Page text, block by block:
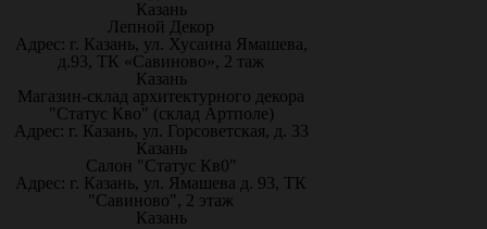
Казань
Лепной Декор
Адрес: г. Казань, ул. Хусаина Ямашева,
д.93, ТК «Савиново», 2 таж
Казань
Магазин-склад архитектурного декора
"Статус Кво" (склад Артполе)
Адрес: г. Казань, ул. Горсоветская, д. 33
Казань
Салон "Статус Кв0"
Адрес: г. Казань, ул. Ямашева д. 93, ТК
"Савиново", 2 этаж
Казань